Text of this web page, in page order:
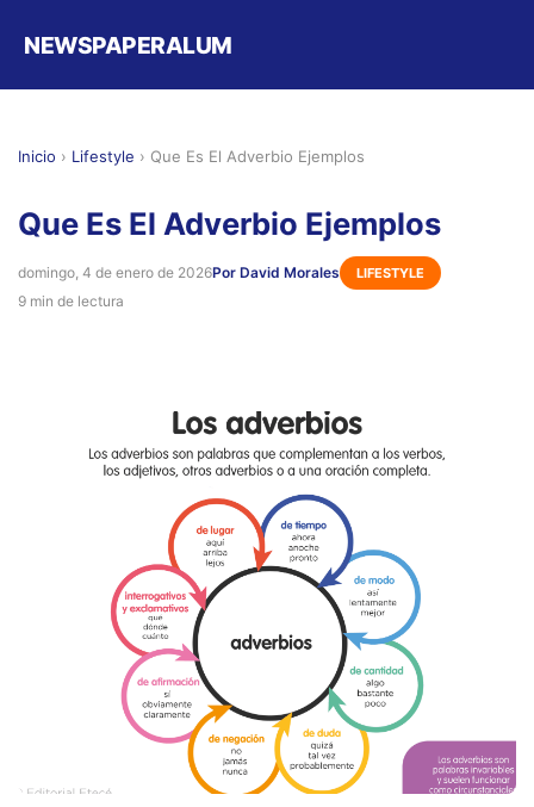
NEWSPAPERALUM
Inicio › Lifestyle › Que Es El Adverbio Ejemplos
Que Es El Adverbio Ejemplos
domingo, 4 de enero de 2026Por David Morales LIFESTYLE
9 min de lectura